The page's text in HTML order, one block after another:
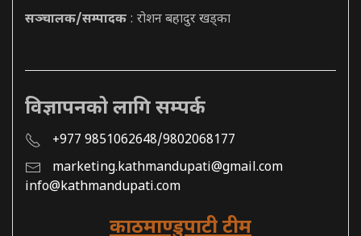
सञ्चालक/सम्पादक : रोशन बहादुर खड्का
विज्ञापनको लागि सम्पर्क
+977 9851062648/9802068177
marketing.kathmandupati@gmail.com
info@kathmandupati.com
काठमाण्डुपाटी टीम